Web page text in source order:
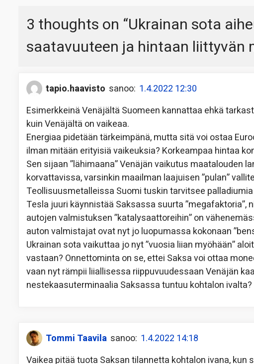
3 thoughts on “Ukrainan sota
saatavuuteen ja hintaan liittyvän
tapio.haavisto sanoo: 1.4.2022 12:30
Esimerkkeinä Venäjältä Suomeen kannattaa ehkä
kuin Venäjältä on vaikeaa.
Energiaa pidetään tärkeimpänä, mutta sitä voi ostaa
ilman mitään erityisiä vaikeuksia? Korkeampaa hintaa
Sen sijaan ”lähimaana” Venäjän vaikutus maatalouden
korvattavissa, varsinkin maailman laajuisen ”pulan”
Teollisuusmetalleissa Suomi tuskin tarvitsee
Tesla juuri käynnistää Saksassa suurta ”megafaktoria”,
autojen valmistuksen ”katalysaattoreihin” on
auton valmistajat ovat nyt jo luopumassa kokonaan
Ukrainan sota vaikuttaa jo nyt ”vuosia liian myöhään”
vastaan? Onnettominta on se, ettei Saksa voi ottaa
vaan nyt rämpii liiallisessa riippuvuudessaan Venäjän
nestekaasuterminaalia Saksassa tuntuu kohtalon ivalta?
Tommi Taavila sanoo: 1.4.2022 14:18
Vaikea pitää tuota Saksan tilannetta kohtalon ivana,